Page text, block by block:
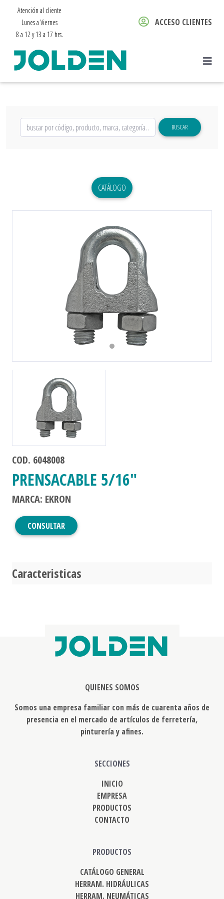
Atención al cliente
Lunes a Viernes
8 a 12 y 13 a 17 hrs.
ACCESO CLIENTES
BUSCAR
CATÁLOGO
COD. 6048008
PRENSACABLE 5/16"
MARCA: EKRON
CONSULTAR
Caracteristicas
QUIENES SOMOS
Somos una empresa familiar con más de cuarenta años de
presencia en el mercado de artículos de ferretería,
pinturería y afines.
SECCIONES
INICIO
EMPRESA
PRODUCTOS
CONTACTO
PRODUCTOS
CATÁLOGO GENERAL
HERRAM. HIDRÁULICAS
HERRAM. NEUMÁTICAS